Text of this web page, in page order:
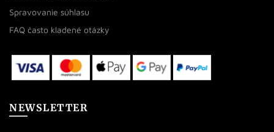
Spravovanie súhlasu
FAQ často kladené otázky
NEWSLETTER